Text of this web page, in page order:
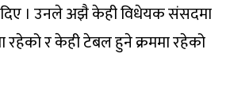
दिए । उनले अझै केही विधेयक संसदमा
र केही टेबल हुने क्रममा रहेको